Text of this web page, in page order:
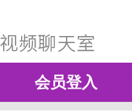
会员登入